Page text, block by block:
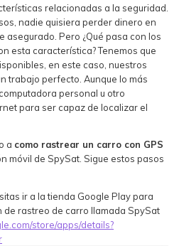
relacionadas a la seguridad.
nadie quisiera perder dinero en
asegurado. Pero ¿Qué pasa con los
esta característica? Tenemos que
en este caso, nuestros
trabajo perfecto. Aunque lo más
personal u otro
para ser capaz de localizar el
a como rastrear un carro con GPS
móvil de SpySat. Sigue estos pasos
ir a la tienda Google Play para
de rastreo de carro llamada SpySat
store/apps/details?